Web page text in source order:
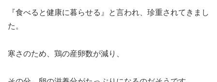
『食べると健康に暮らせる』と言われ、珍重されてきまし
た。
寒さのため、鶏の産卵数が減り、